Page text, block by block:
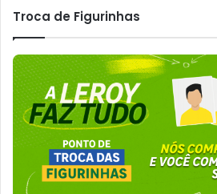
Troca de Figurinhas